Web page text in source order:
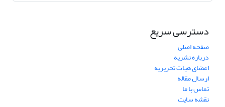
دسترسی سریع
صفحه اصلی
درباره نشریه
اعضای هیات تحریریه
ارسال مقاله
تماس با ما
نقشه سایت